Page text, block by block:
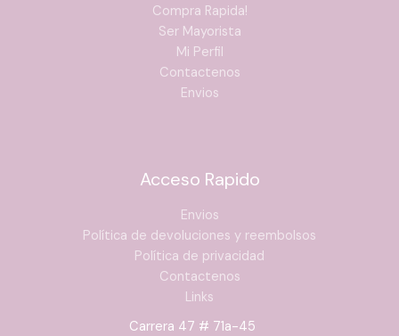
Compra Rapida!
Ser Mayorista
Mi Perfil
Contactenos
Envios
Acceso Rapido
Envios
Política de devoluciones y reembolsos
Política de privacidad
Contactenos
Links
Carrera 47 # 71a-45